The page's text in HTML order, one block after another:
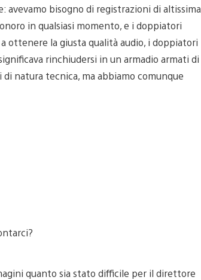
bisogno di registrazioni di altissima
in qualsiasi momento, e i doppiatori
ottenere la giusta qualità audio, i doppiatori
rinchiudersi in un armadio armati di
natura tecnica, ma abbiamo comunque
quanto sia stato difficile per il direttore